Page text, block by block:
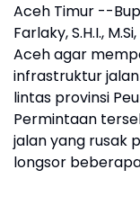
Aceh Timur --
Farlaky, S.H.I.,
Aceh agar
infrastruktur
lintas provinsi
Permintaan
jalan yang rusak
longsor